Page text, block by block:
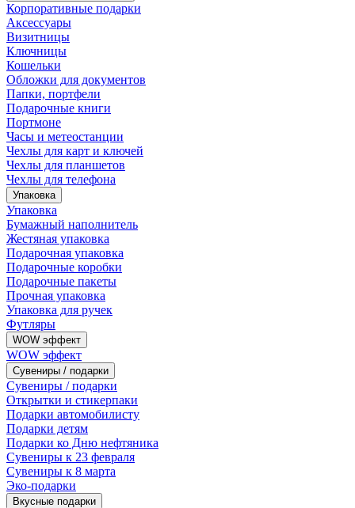
Корпоративные подарки
Аксессуары
Визитницы
Ключницы
Кошельки
Обложки для документов
Папки, портфели
Подарочные книги
Портмоне
Часы и метеостанции
Чехлы для карт и ключей
Чехлы для планшетов
Чехлы для телефона
Упаковка
Упаковка
Бумажный наполнитель
Жестяная упаковка
Подарочная упаковка
Подарочные коробки
Подарочные пакеты
Прочная упаковка
Упаковка для ручек
Футляры
WOW эффект
WOW эффект
Сувениры / подарки
Сувениры / подарки
Открытки и стикерпаки
Подарки автомобилисту
Подарки детям
Подарки ко Дню нефтяника
Сувениры к 23 февраля
Сувениры к 8 марта
Эко-подарки
Вкусные подарки